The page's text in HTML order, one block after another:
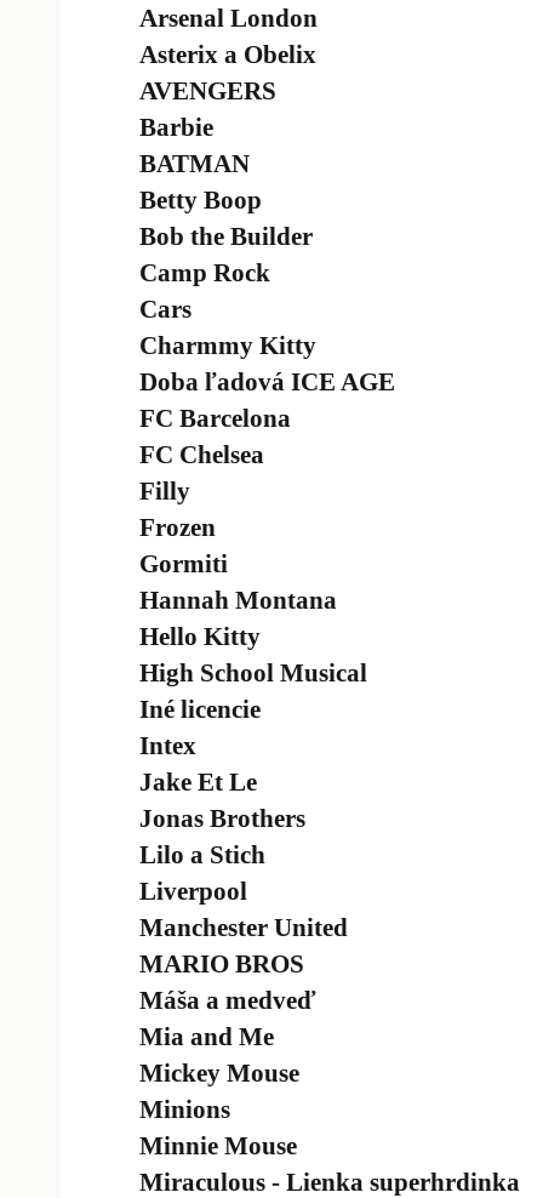
Arsenal London
Asterix a Obelix
AVENGERS
Barbie
BATMAN
Betty Boop
Bob the Builder
Camp Rock
Cars
Charmmy Kitty
Doba ľadová ICE AGE
FC Barcelona
FC Chelsea
Filly
Frozen
Gormiti
Hannah Montana
Hello Kitty
High School Musical
Iné licencie
Intex
Jake Et Le
Jonas Brothers
Lilo a Stich
Liverpool
Manchester United
MARIO BROS
Máša a medveď
Mia and Me
Mickey Mouse
Minions
Minnie Mouse
Miraculous - Lienka superhrdinka